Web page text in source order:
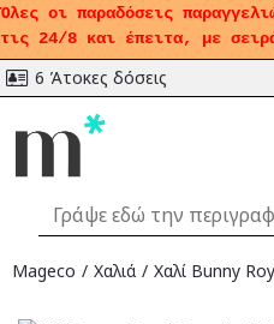
Όλες οι παραδόσεις
τις 24/8 και έπειτα, με
6 Άτοκες δόσεις
Mageco Χαλιά Χαλί Bunny